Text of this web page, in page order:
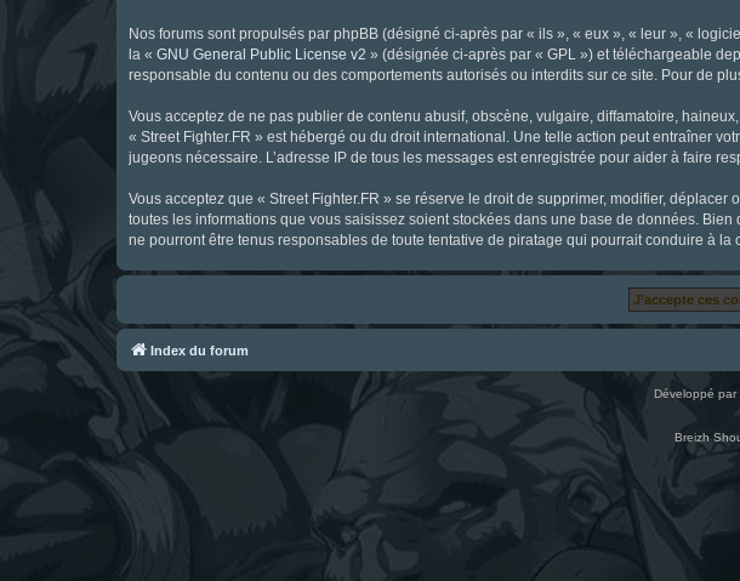
Nos forums sont propulsés par phpBB (désigné ci-après par « ils », « eux », « leur », «
la « GNU General Public License v2 » (désignée ci-après par « GPL ») et téléchargeable
responsable du contenu ou des comportements autorisés ou interdits sur ce site. Pour de
Vous acceptez de ne pas publier de contenu abusif, obscène, vulgaire, diffamatoire,
« Street Fighter.FR » est hébergé ou du droit international. Une telle action peut entraîner
jugeons nécessaire. L’adresse IP de tous les messages est enregistrée pour aider à faire
Vous acceptez que « Street Fighter.FR » se réserve le droit de supprimer, modifier,
toutes les informations que vous saisissez soient stockées dans une base de données.
ne pourront être tenus responsables de toute tentative de piratage qui pourrait conduire à la
Index du forum
Développé par
Breizh